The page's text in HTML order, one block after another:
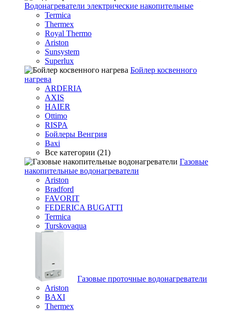
Водонагреватели электрические накопительные
Termica
Thermex
Royal Thermo
Ariston
Sunsystem
Superlux
Бойлер косвенного
нагрева
ARDERIA
AXIS
HAIER
Ottimo
RISPA
Бойлеры Венгрия
Baxi
Все категории (21)
Газовые
накопительные водонагреватели
Ariston
Bradford
FAVORIT
FEDERICA BUGATTI
Termica
Turskovaqua
Газовые проточные водонагреватели
Ariston
BAXI
Thermex